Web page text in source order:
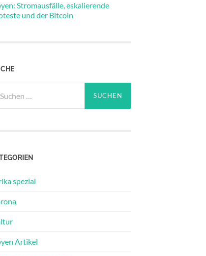
Stromausfälle, eskalierende
und der Bitcoin
spezial
Artikel